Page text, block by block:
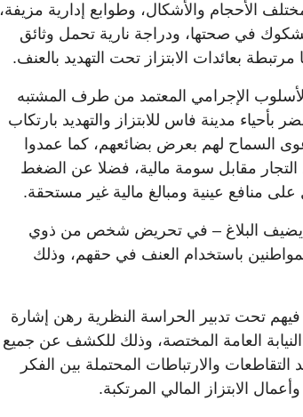
الأحجام والأشكال، وطوابع إدارية مزيفة،
في صحتها، ودراجة نارية تحمل وثائق
بعائدات الابتزاز تحت التهديد بالعنف.
الإجرامي المعتمد من طرف المشتبه
مدينة فاس للابتزاز والتهديد بارتكاب
السماح لهم بعرض بضائعهم، كما عمدوا
مقابل سومة مالية، فضلا عن الضغط
منافع عينية ومبالغ مالية غير مستحقة.
– يضيف البلاغ – في تحريض شخص من ذوي
باستخدام العنف في حقهم، وذلك
فيهم تحت تدبير الحراسة النظرية رهن إشارة
العامة المختصة، وذلك للكشف عن جميع
والارتباطات المحتملة بين الفكر
الابتزاز المالي المرتكبة.